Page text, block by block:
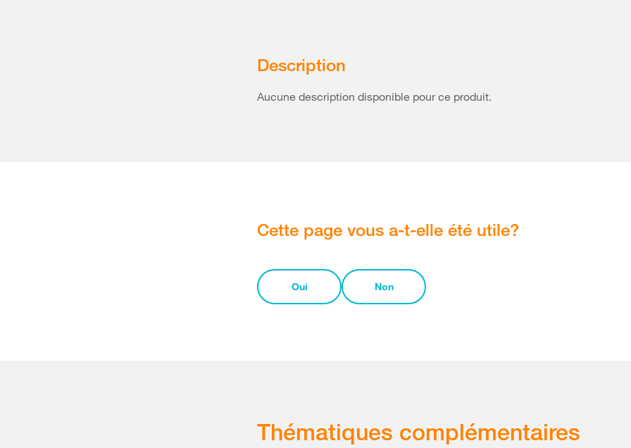
Description
Aucune description disponible pour ce produit.
Cette page vous a-t-elle été utile?
Oui Non
Thématiques complémentaires